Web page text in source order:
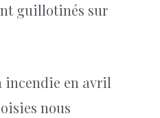
guillotinés sur
incendie en avril
nous